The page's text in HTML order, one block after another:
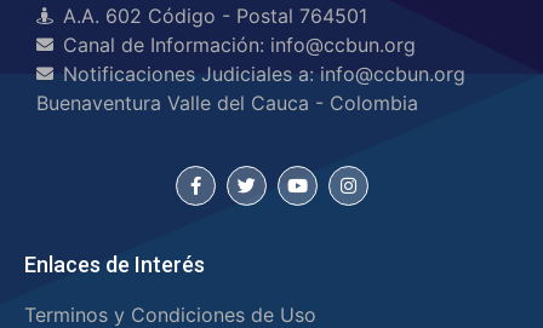
Enlaces de Interés
Terminos y Condiciones de Uso
A.A. 602 Código - Postal 764501
Canal de Información: info@ccbun.org
Notificaciones Judiciales a: info@ccbun.org
Buenaventura Valle del Cauca - Colombia